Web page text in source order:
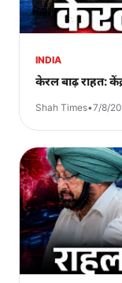
INDIA
केरल बाढ़ राहत:
Shah Times•7/8/